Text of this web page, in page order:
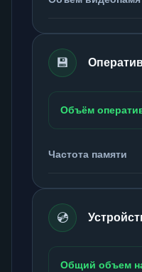
💾
Объём
Частота памяти
💿
Общий объем